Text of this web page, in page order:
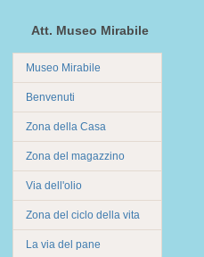
Att. Museo Mirabile
Museo Mirabile
Benvenuti
Zona della Casa
Zona del magazzino
Via dell'olio
Zona del ciclo della vita
La via del pane